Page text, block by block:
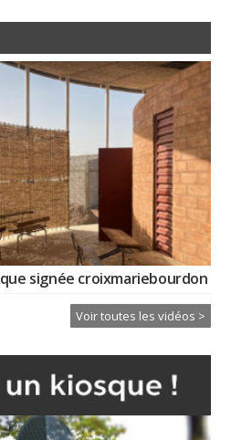
signée croixmariebourdon
Voir toutes les vidéos >